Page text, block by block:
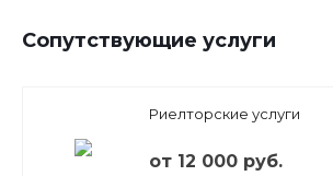
Сопутствующие услуги
Риелторские услуги
от 12 000 руб.